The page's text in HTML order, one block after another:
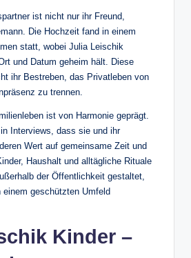
ist nicht nur ihr Freund,
Die Hochzeit fand in einem
statt, wobei Julia Leischik
und Datum geheim hält. Diese
ihr Bestreben, das Privatleben von
zu trennen.
ist von Harmonie geprägt.
Interviews, dass sie und ihr
Wert auf gemeinsame Zeit und
Haushalt und alltägliche Rituale
der Öffentlichkeit gestaltet,
geschützten Umfeld
Kinder –